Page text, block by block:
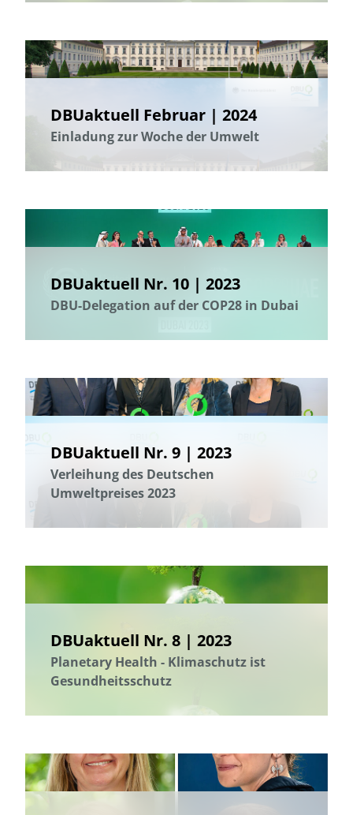
DBUaktuell Februar | 2024
Einladung zur Woche der Umwelt
DBUaktuell Nr. 10 | 2023
DBU-Delegation auf der COP28 in Dubai
DBUaktuell Nr. 9 | 2023
Verleihung des Deutschen
Umweltpreises 2023
DBUaktuell Nr. 8 | 2023
Planetary Health - Klimaschutz ist
Gesundheitsschutz